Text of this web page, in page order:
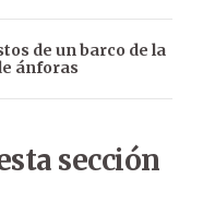
de un barco de la
ánforas
sección